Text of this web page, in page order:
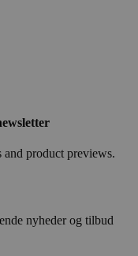
product previews.
nyheder og tilbud